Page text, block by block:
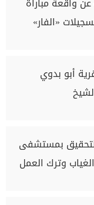
«الفار»
أبو بدوي
للتحقيق بمستشفى
وترك العمل